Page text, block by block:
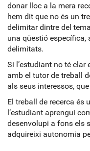
donar lloc a la mera
hem dit que no és un
delimitar dintre del
una qüestió específica,
delimitats.
Si l’estudiant no té clar
amb el tutor de treball
als seus interessos,
El treball de recerca
l’estudiant aprengui
desenvolupi a fons els
adquireixi autonomia